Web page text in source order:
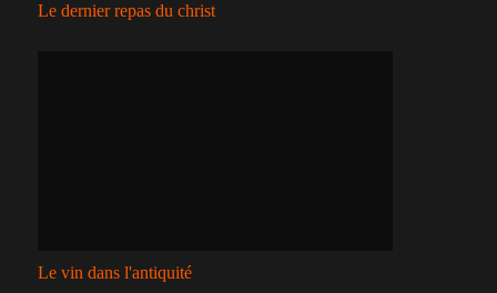
Le dernier repas du christ
Le vin dans l'antiquité